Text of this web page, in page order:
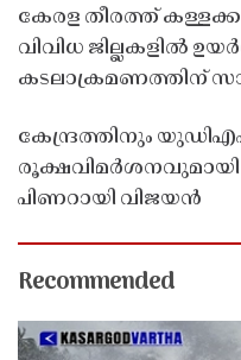
കേരള തീരത്ത്
വിവിധ ജില്ലകളിൽ
കടലാക്രമണത്തിന്
കേന്ദ്രത്തിനും
രൂക്ഷവിമർശനവുമായി
പിണറായി വിജയൻ
Recommended